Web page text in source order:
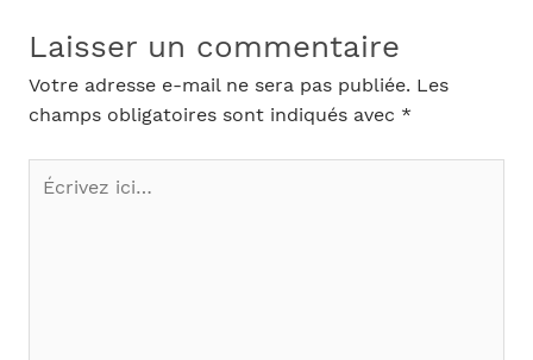
Laisser un commentaire
Votre adresse e-mail ne sera pas publiée. Les
champs obligatoires sont indiqués avec *
Écrivez